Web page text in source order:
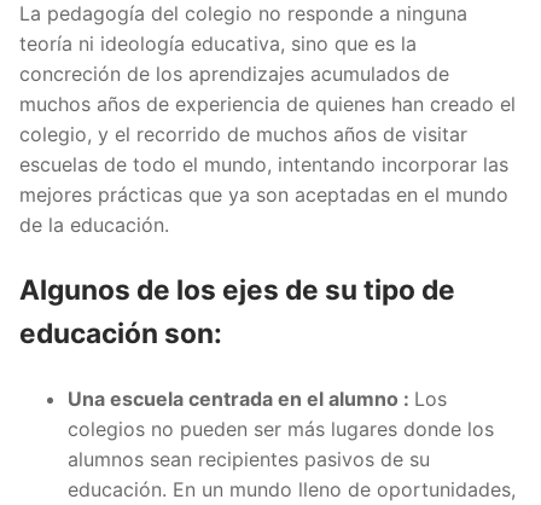
La pedagogía del colegio no responde a ninguna
teoría ni ideología educativa, sino que es la
concreción de los aprendizajes acumulados de
muchos años de experiencia de quienes han creado el
colegio, y el recorrido de muchos años de visitar
escuelas de todo el mundo, intentando incorporar las
mejores prácticas que ya son aceptadas en el mundo
de la educación.
Algunos de los ejes de su tipo de
educación son:
Una escuela centrada en el alumno : Los
colegios no pueden ser más lugares donde los
alumnos sean recipientes pasivos de su
educación. En un mundo lleno de oportunidades,